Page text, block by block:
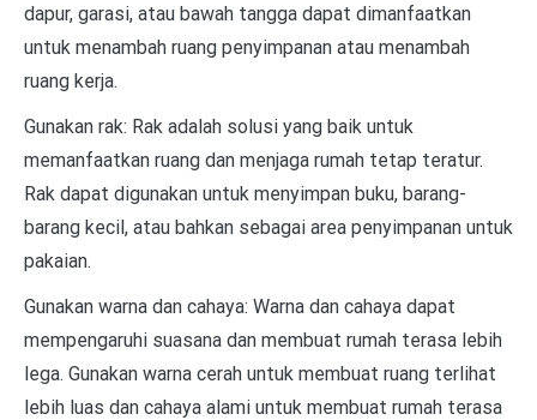
dapur, garasi, atau bawah tangga dapat dimanfaatkan
untuk menambah ruang penyimpanan atau menambah
ruang kerja.
Gunakan rak: Rak adalah solusi yang baik untuk
memanfaatkan ruang dan menjaga rumah tetap teratur.
Rak dapat digunakan untuk menyimpan buku, barang-
barang kecil, atau bahkan sebagai area penyimpanan untuk
pakaian.
Gunakan warna dan cahaya: Warna dan cahaya dapat
mempengaruhi suasana dan membuat rumah terasa lebih
lega. Gunakan warna cerah untuk membuat ruang terlihat
lebih luas dan cahaya alami untuk membuat rumah terasa